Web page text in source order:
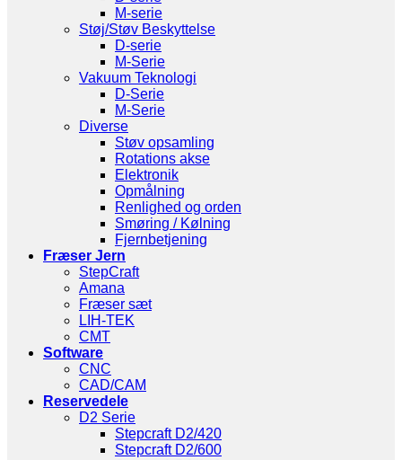
M-serie
Støj/Støv Beskyttelse
D-serie
M-Serie
Vakuum Teknologi
D-Serie
M-Serie
Diverse
Støv opsamling
Rotations akse
Elektronik
Opmålning
Renlighed og orden
Smøring / Kølning
Fjernbetjening
Fræser Jern
StepCraft
Amana
Fræser sæt
LIH-TEK
CMT
Software
CNC
CAD/CAM
Reservedele
D2 Serie
Stepcraft D2/420
Stepcraft D2/600